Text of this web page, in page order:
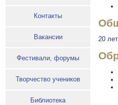
Контакты
Вакансии
Фестивали, форумы
Творчество учеников
Библиотека
20 лет